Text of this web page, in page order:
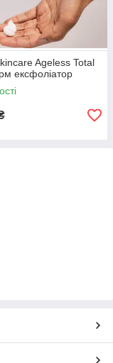
Ageless Total
ексфоліатор